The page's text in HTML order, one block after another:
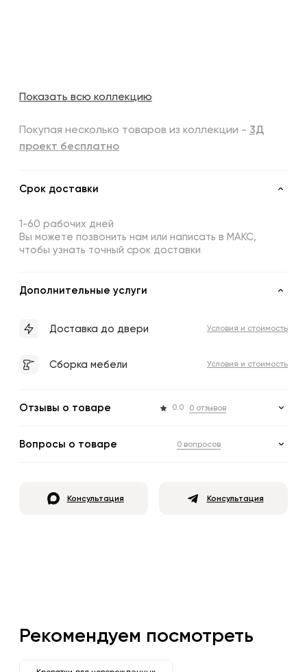
Показать всю коллекцию
Покупая несколько товаров из коллекции - 3Д
проект бесплатно
Срок доставки
1-60 рабочих дней
Вы можете позвонить нам или написать в МАКС,
чтобы узнать точный срок доставки
Дополнительные услуги
Доставка до двери Условия и стоимость
Сборка мебели Условия и стоимость
Отзывы о товаре 0.0 0 отзывов
Вопросы о товаре 0 вопросов
Консультация Консультация
Рекомендуем посмотреть